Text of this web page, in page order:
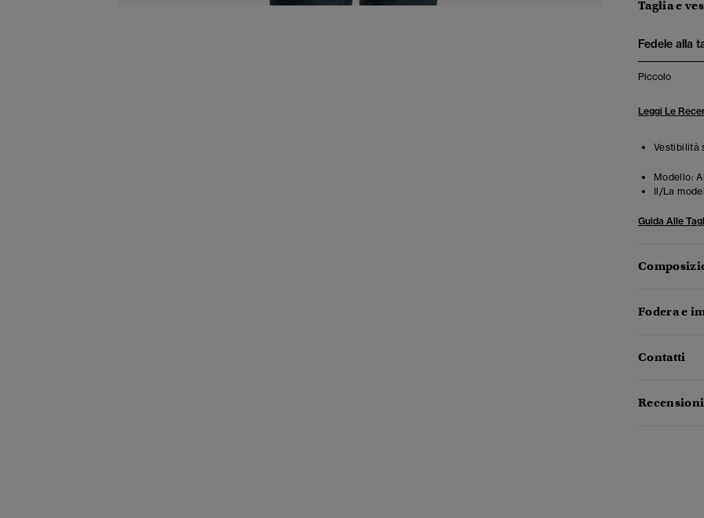
Taglia e
Fedele alla
Piccolo
Leggi Le
Vestibilità
Modello:
Il/La
Guida Alle
Fodera e
Contatti